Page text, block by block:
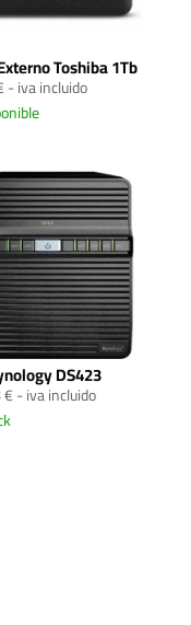
Toshiba 1Tb
- iva incluido
DS423
€- iva incluido